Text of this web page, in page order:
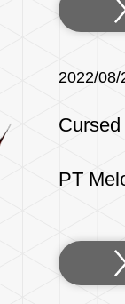
2022/08/
PT